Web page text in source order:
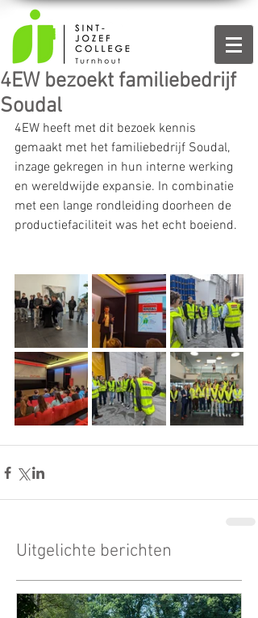
4EW bezoekt familiebedrijf
Soudal
4EW heeft met dit bezoek kennis
gemaakt met het familiebedrijf Soudal,
inzage gekregen in hun interne werking
en wereldwijde expansie. In combinatie
met een lange rondleiding doorheen de
productiefaciliteit was het echt boeiend.
Uitgelichte berichten